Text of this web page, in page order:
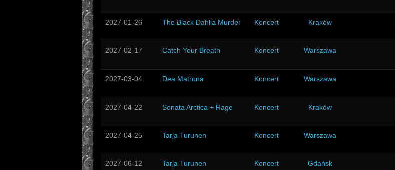
2027-01-26 The Black Dahlia Murder Koncert Kraków
2027-02-17 Catch Your Breath Koncert Warszawa
2027-03-04 Dea Matrona Koncert Warszawa
2027-04-22 Sonata Arctica + Rage Koncert Kraków
2027-04-25 Tarja Turunen Koncert Warszawa
2027-06-12 Tarja Turunen Koncert Gdańsk